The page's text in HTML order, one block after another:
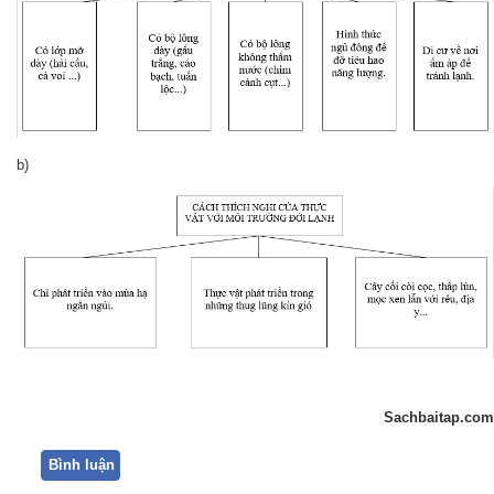
b)
Sachbaitap.com
Bình luận